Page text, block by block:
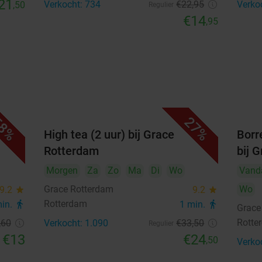
,50 Verkocht: 734 €22,95
€14,95
9.2 star
directions_walk
€13
27%
High tea (2 uur) bij Grace
Rotterdam
Morgen Za Zo Ma Di
Wo
Grace Rotterdam
9.2 star
Rotterdam 1 min. directions_walk
Verkocht: 1.090 €33,50
€24,50
bij
Wo